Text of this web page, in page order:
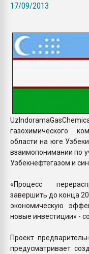
17/09/2013
газохимического
области на юге
взаимопонимании по
Узбекнефтегазом и
«Процесс
завершить до конца
экономическую
новые инвестиции» -
Проект
предусматривает